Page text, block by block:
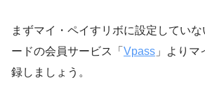
まずマイ・ペイすリボに設定してい
ードの会員サービス「 Vpass 」より
録しましょう。